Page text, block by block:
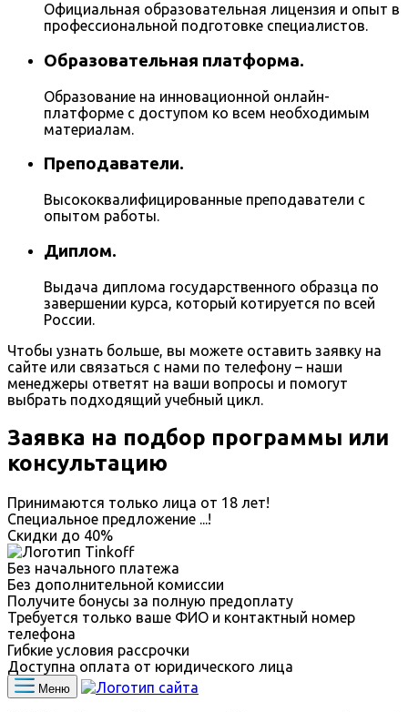
Официальная образовательная лицензия и опыт в
профессиональной подготовке специалистов.
Образовательная платформа.
Образование на инновационной онлайн-
платформе с доступом ко всем необходимым
материалам.
Преподаватели.
Высококвалифицированные преподаватели с
опытом работы.
Диплом.
Выдача диплома государственного образца по
завершении курса, который котируется по всей
России.
Чтобы узнать больше, вы можете оставить заявку на
сайте или связаться с нами по телефону – наши
менеджеры ответят на ваши вопросы и помогут
выбрать подходящий учебный цикл.
Заявка на подбор программы или
консультацию
Принимаются только лица от 18 лет!
Специальное предложение ...!
Скидки до 40%
Без начального платежа
Без дополнительной комиссии
Получите бонусы за полную предоплату
Требуется только ваше ФИО и контактный номер
телефона
Гибкие условия рассрочки
Доступна оплата от юридического лица
Меню